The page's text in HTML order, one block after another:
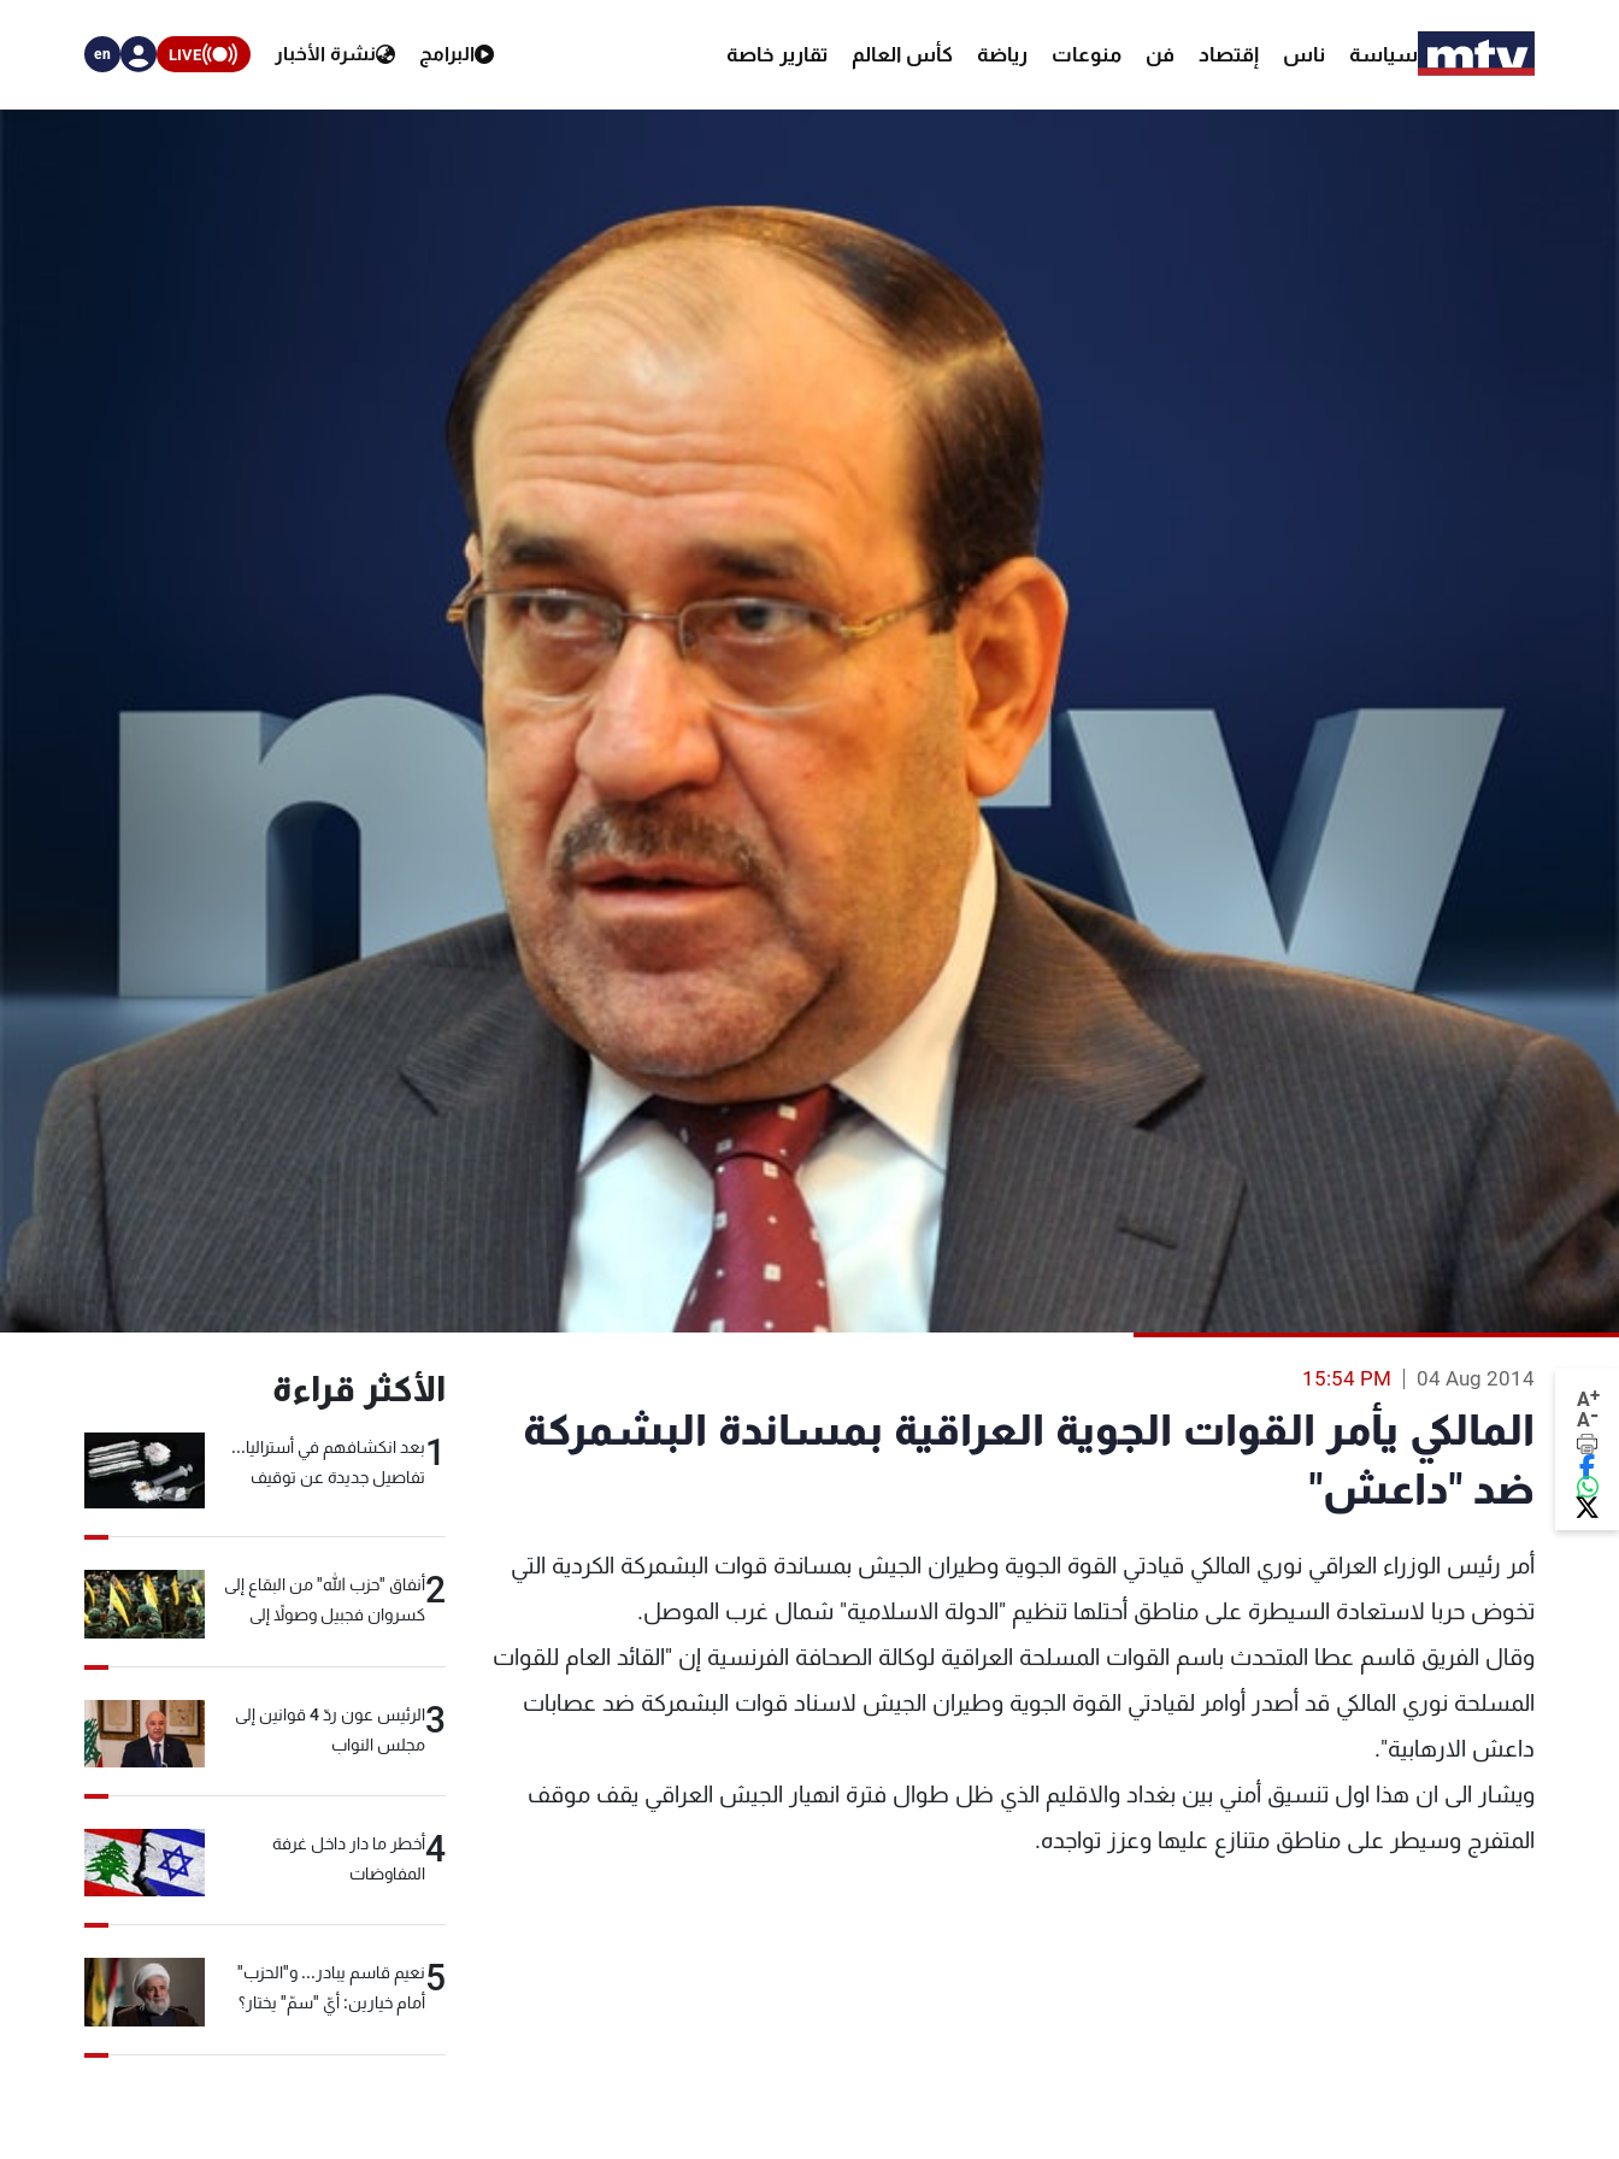
سياسة ناس إقتصاد فن منوعات رياضة كأس العالم تقارير خاصة البرامج نشرة الأخبار LIVE
en
A+
A-
04 Aug 2014
15:54 PM
المالكي يأمر القوات الجوية العراقية بمساندة البشمركة
ضد "داعش"
أمر رئيس الوزراء العراقي نوري المالكي قيادتي القوة الجوية وطيران الجيش بمساندة قوات البشمركة الكردية التي
تخوض حربا لاستعادة السيطرة على مناطق أحتلها تنظيم "الدولة الاسلامية" شمال غرب الموصل.
وقال الفريق قاسم عطا المتحدث باسم القوات المسلحة العراقية لوكالة الصحافة الفرنسية إن "القائد العام للقوات
المسلحة نوري المالكي قد أصدر أوامر لقيادتي القوة الجوية وطيران الجيش لاسناد قوات البشمركة ضد عصابات
داعش الارهابية".
ويشار الى ان هذا اول تنسيق أمني بين بغداد والاقليم الذي ظل طوال فترة انهيار الجيش العراقي يقف موقف
المتفرج وسيطر على مناطق متنازع عليها وعزز تواجده.
الأكثر قراءة
1بعد انكشافهم في أستراليا...
تفاصيل جديدة عن توقيف
2أنفاق "حزب الله" من البقاع إلى
كسروان فجبيل وصولاً إلى
3
الرئيس عون ردّ 4 قوانين إلى
مجلس النواب
4أخطر ما دار داخل غرفة
المفاوضات
5نعيم قاسم يبادر... و"الحزب"
أمام خيارين: أيّ "سمّ" يختار؟